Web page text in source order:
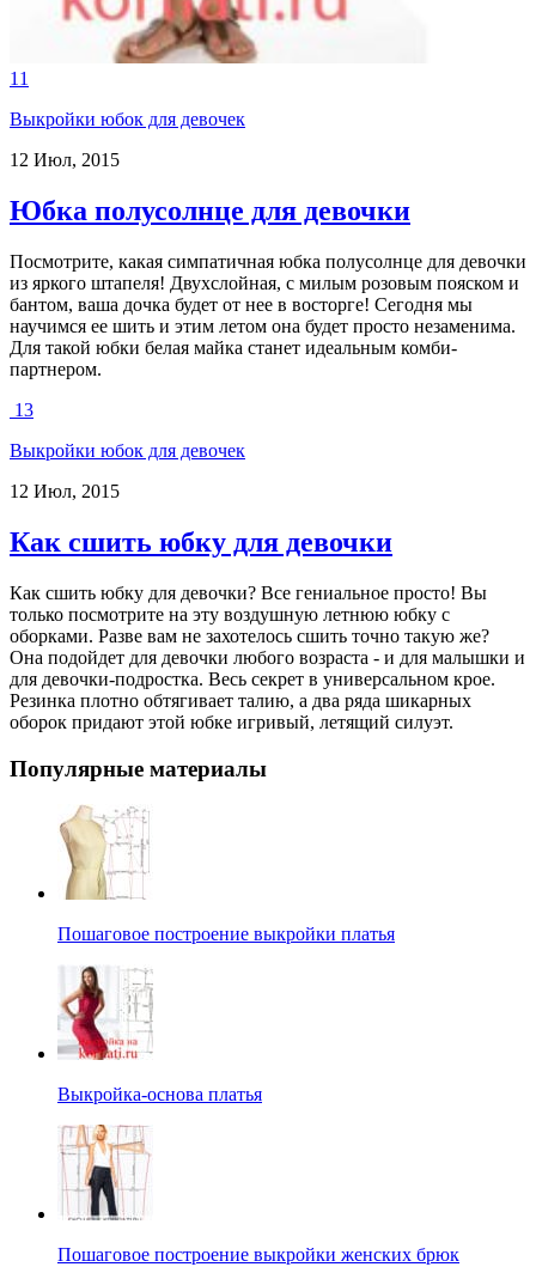
11
Выкройки юбок для девочек
12 Июл, 2015
Юбка полусолнце для девочки
Посмотрите, какая симпатичная юбка полусолнце для девочки
из яркого штапеля! Двухслойная, с милым розовым пояском и
бантом, ваша дочка будет от нее в восторге! Сегодня мы
научимся ее шить и этим летом она будет просто незаменима.
Для такой юбки белая майка станет идеальным комби-
партнером.
13
Выкройки юбок для девочек
12 Июл, 2015
Как сшить юбку для девочки
Как сшить юбку для девочки? Все гениальное просто! Вы
только посмотрите на эту воздушную летнюю юбку с
оборками. Разве вам не захотелось сшить точно такую же?
Она подойдет для девочки любого возраста - и для малышки и
для девочки-подростка. Весь секрет в универсальном крое.
Резинка плотно обтягивает талию, а два ряда шикарных
оборок придают этой юбке игривый, летящий силуэт.
Популярные материалы
Пошаговое построение выкройки платья
Выкройка-основа платья
Пошаговое построение выкройки женских брюк